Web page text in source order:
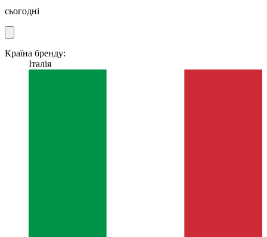
сьогодні
Країна бренду:
Італія